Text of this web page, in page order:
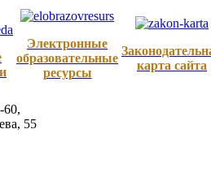
Электронные
образовательные
ресурсы
карта сайта
60,
55